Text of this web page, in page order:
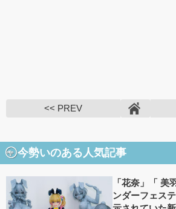
<< PREV
今勢いのある人気記事
「花奈」「 美
ンダーフェス